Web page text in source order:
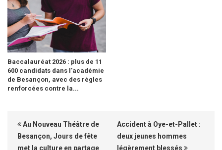
Baccalauréat 2026 : plus de 11
600 candidats dans l’académie
de Besançon, avec des règles
renforcées contre la...
Au Nouveau Théâtre de
Besançon, Jours de fête
met la culture en partage
Accident à Oye-et-Pallet :
deux jeunes hommes
légèrement blessés